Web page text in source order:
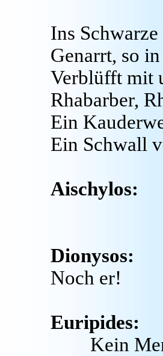
Ins
Genarrt, so
Verblüfft mit
Rhabarber,
Ein
Ein Schwall
Aischylos:
Dionysos:
Noch er!
Euripides:
Kein